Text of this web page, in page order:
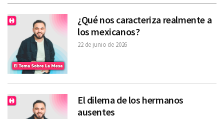
¿Qué nos caracteriza realmente a
los mexicanos?
22 de junio de 2026
El dilema de los hermanos
ausentes